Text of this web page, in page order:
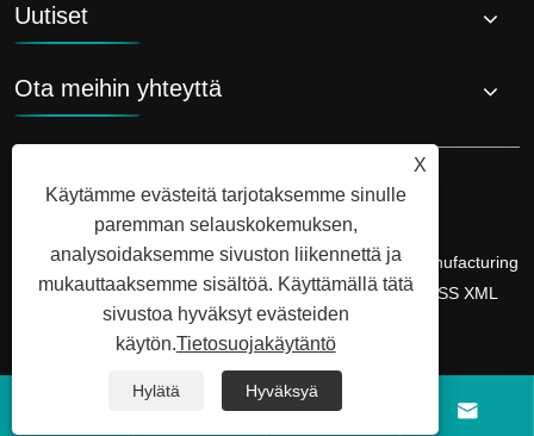
Uutiset
Ota meihin yhteyttä
Copyright © 2026 Shandong Luyi Dedicated Vehicle Manufacturing
Co., Ltd. Kaikki oikeudet pidätetään.Links Sitemap RSS XML
Tietosuojakäytäntö
 
X
Käytämme evästeitä tarjotaksemme sinulle
paremman selauskokemuksen,
analysoidaksemme sivuston liikennettä ja
mukauttaaksemme sisältöä. Käyttämällä tätä
sivustoa hyväksyt evästeiden
käytön.Tietosuojakäytäntö
Hylätä Hyväksyä